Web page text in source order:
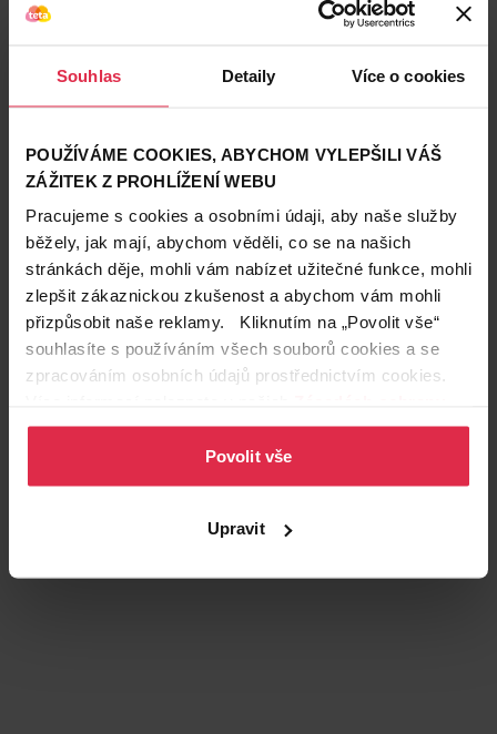
Souhlas Detaily Více o cookies
POUŽÍVÁME COOKIES, ABYCHOM VYLEPŠILI VÁŠ
ZÁŽITEK Z PROHLÍŽENÍ WEBU
Pracujeme s cookies a osobními údaji, aby naše služby
běžely, jak mají, abychom věděli, co se na našich
stránkách děje, mohli vám nabízet užitečné funkce, mohli
zlepšit zákaznickou zkušenost a abychom vám mohli
přizpůsobit naše reklamy. Kliknutím na „Povolit vše“
souhlasíte s používáním všech souborů cookies a se
zpracováním osobních údajů prostřednictvím cookies.
osobních údajů.
Povolit vše
Upravit
Působení